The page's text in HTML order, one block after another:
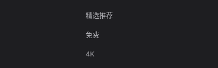
精选推荐
免费
4K